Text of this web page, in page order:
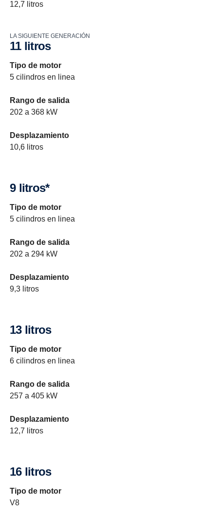
12,7 litros
LA SIGUIENTE GENERACIÓN
11 litros
Tipo de motor
5 cilindros en linea
Rango de salida
202 a 368 kW
Desplazamiento
10,6 litros
9 litros*
Tipo de motor
5 cilindros en linea
Rango de salida
202 a 294 kW
Desplazamiento
9,3 litros
13 litros
Tipo de motor
6 cilindros en linea
Rango de salida
257 a 405 kW
Desplazamiento
12,7 litros
16 litros
Tipo de motor
V8